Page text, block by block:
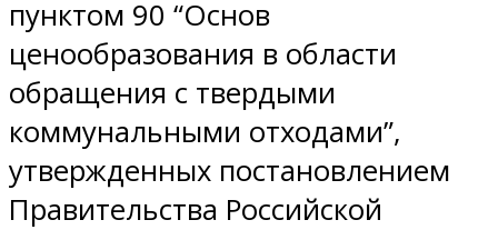
пунктом 90 “Основ
ценообразования в области
обращения с твердыми
коммунальными отходами”,
утвержденных постановлением
Правительства Российской